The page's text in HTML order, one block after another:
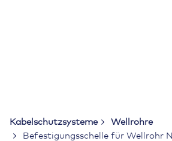
Kabelschutzsysteme
Wellrohre
Befestigungsschelle für Wellrohr